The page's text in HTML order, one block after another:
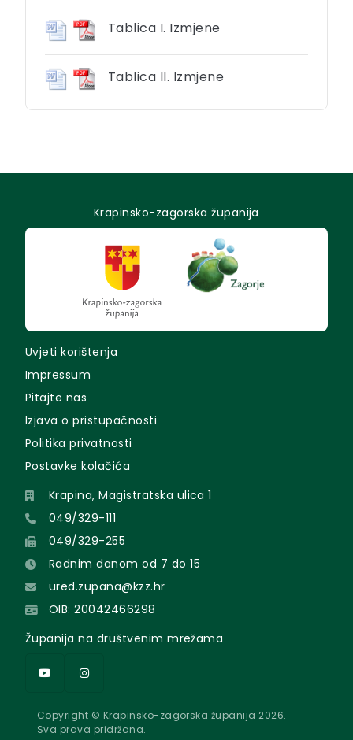
Tablica I. Izmjene
Tablica II. Izmjene
Krapinsko-zagorska županija
Uvjeti korištenja
Impressum
Pitajte nas
Izjava o pristupačnosti
Politika privatnosti
Postavke kolačića
Krapina, Magistratska ulica 1
049/329-111
049/329-255
Radnim danom od 7 do 15
ured.zupana@kzz.hr
OIB: 20042466298
Županija na društvenim mrežama
Copyright © Krapinsko-zagorska županija 2026.
Sva prava pridržana.